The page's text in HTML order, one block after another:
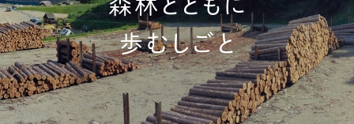
歩むしごと